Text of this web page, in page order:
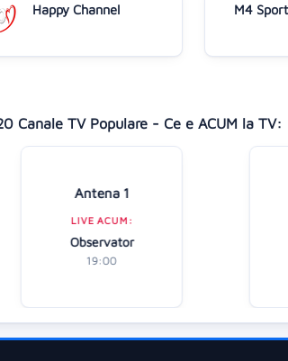
Happy Channel M4 Sport
Canale TV Populare - Ce e ACUM la TV:
Antena 1
LIVE ACUM:
Observator
19:00